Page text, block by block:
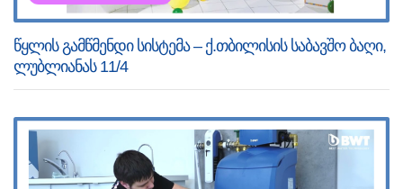
წყლის გამწმენდი სისტემა – ქ.თბილისის საბავშო ბაღი,
ლუბლიანას 11/4